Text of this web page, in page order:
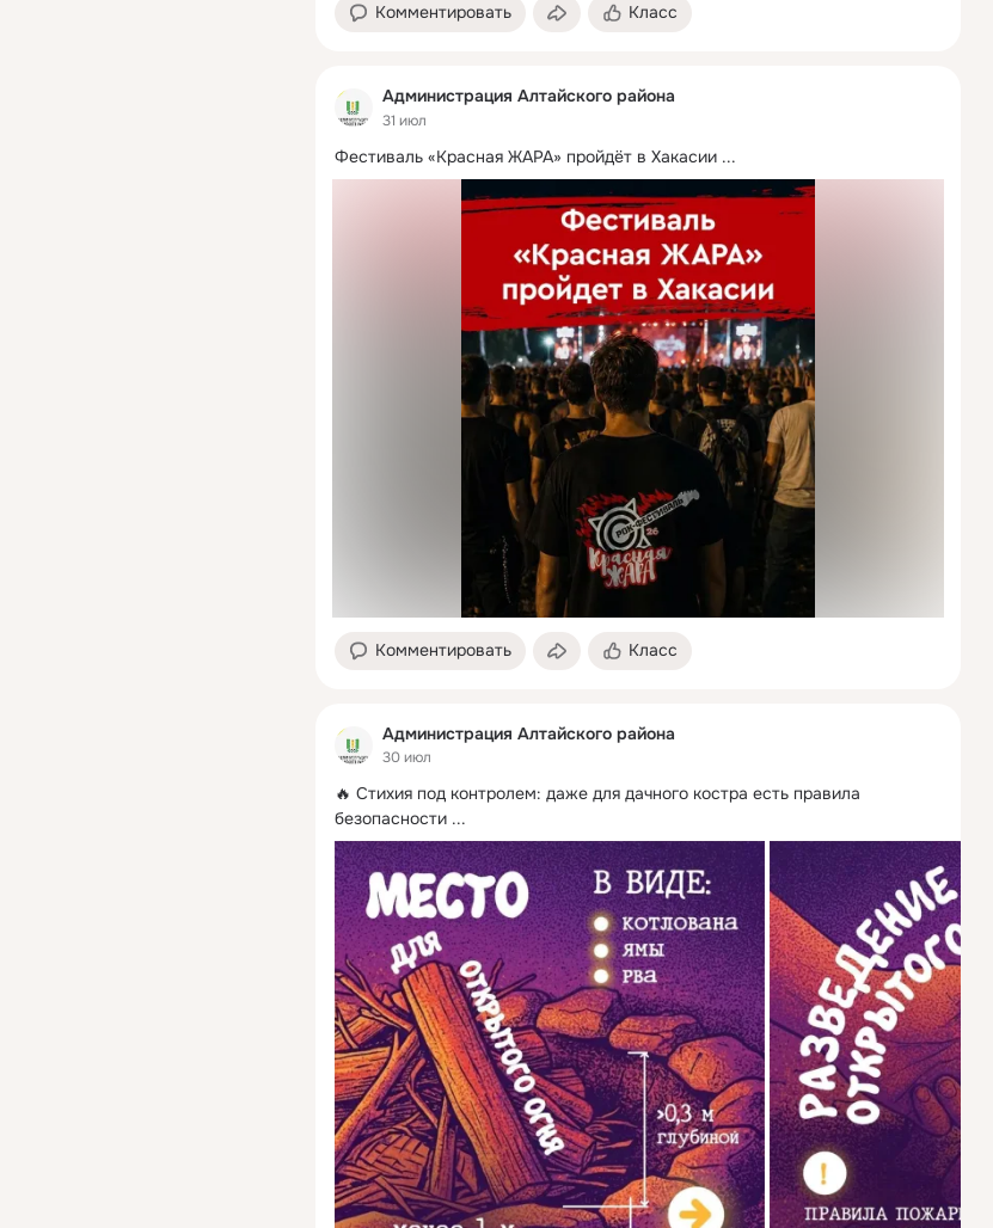
Комментировать Класс
Администрация Алтайского района
31 июл
Фестиваль «Красная ЖАРА» пройдёт в Хакасии ...
Комментировать Класс
Администрация Алтайского района
30 июл
🔥 Стихия под контролем: даже для дачного костра есть правила
безопасности ...